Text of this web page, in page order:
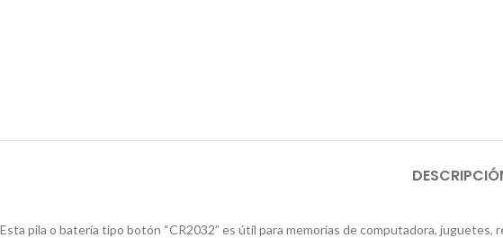
Esta pila o batería tipo botón “CR2032” es útil para memorias de computadora,